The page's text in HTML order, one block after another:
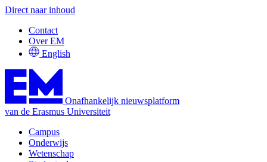
Direct naar inhoud
Contact
Over EM
English
Onafhankelijk nieuwsplatform
van de Erasmus Universiteit
Campus
Onderwijs
Wetenschap